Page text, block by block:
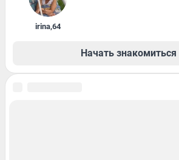
irina,64
Начать знакомиться